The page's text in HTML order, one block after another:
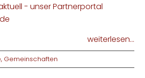
- unser Partnerportal
weiterlesen...
Gemeinschaften